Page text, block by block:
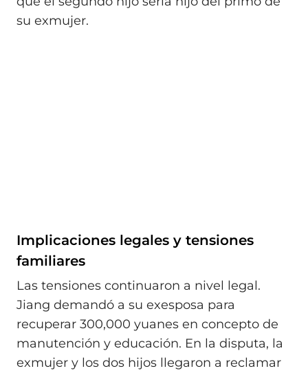
su exmujer.
Implicaciones legales y tensiones
familiares
Las tensiones continuaron a nivel legal.
Jiang demandó a su exesposa para
recuperar 300,000 yuanes en concepto de
manutención y educación. En la disputa, la
exmujer y los dos hijos llegaron a reclamar